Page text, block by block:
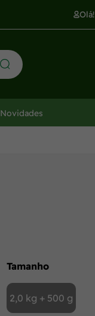
Olá!
Novidades
Tamanho
2,0 kg + 500 g